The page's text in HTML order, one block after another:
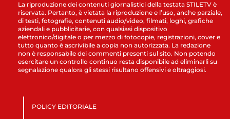
La riproduzione dei contenuti giornalistici della testata STILETV è
riservata. Pertanto, è vietata la riproduzione e l’uso, anche parziale,
di testi, fotografie, contenuti audio/video, filmati, loghi, grafiche
aziendali e pubblicitarie, con qualsiasi dispositivo
elettronico/digitale o per mezzo di fotocopie, registrazioni, cover e
tutto quanto è ascrivibile a copia non autorizzata. La redazione
non è responsabile dei commenti presenti sul sito. Non potendo
esercitare un controllo continuo resta disponibile ad eliminarli su
segnalazione qualora gli stessi risultano offensivi e oltraggiosi.
POLICY EDITORIALE